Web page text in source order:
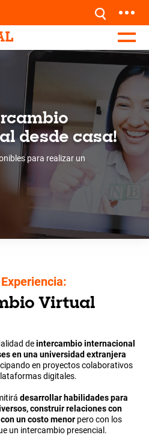
desde casa!
para realizar un
Virtual
deintercambio internacional
en una universidad extranjera
en proyectos colaborativos
digitales.
desarrollar habilidades para
construir relaciones con
un costo menor pero con los
un intercambio presencial.